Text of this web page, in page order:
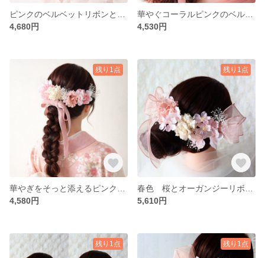
4,680円
4,530円
残り1点
4,580円
残り1点
5,610円
残り1点 残り1点